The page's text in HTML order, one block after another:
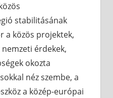
stabilitásának
a közös projektek,
érdekek,
okozta
néz szembe, a
a közép-európai